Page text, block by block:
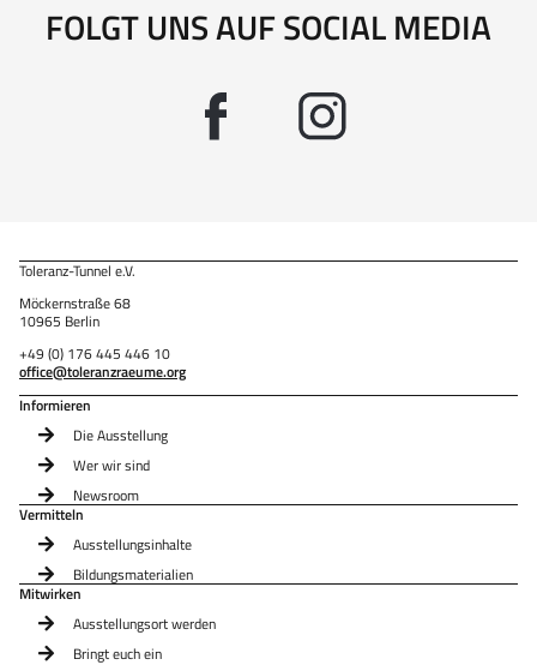
FOLGT UNS AUF SOCIAL MEDIA
Toleranz-Tunnel e.V.
Möckernstraße 68
10965 Berlin
+49 (0) 176 445 446 10
office@toleranzraeume.org
Informieren
Die Ausstellung
Wer wir sind
Newsroom
Vermitteln
Ausstellungsinhalte
Bildungsmaterialien
Mitwirken
Ausstellungsort werden
Bringt euch ein